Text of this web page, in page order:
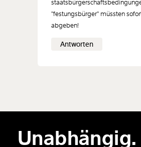
"festungsbürger" müssten
abgeben!
Antworten
Unabhängig.